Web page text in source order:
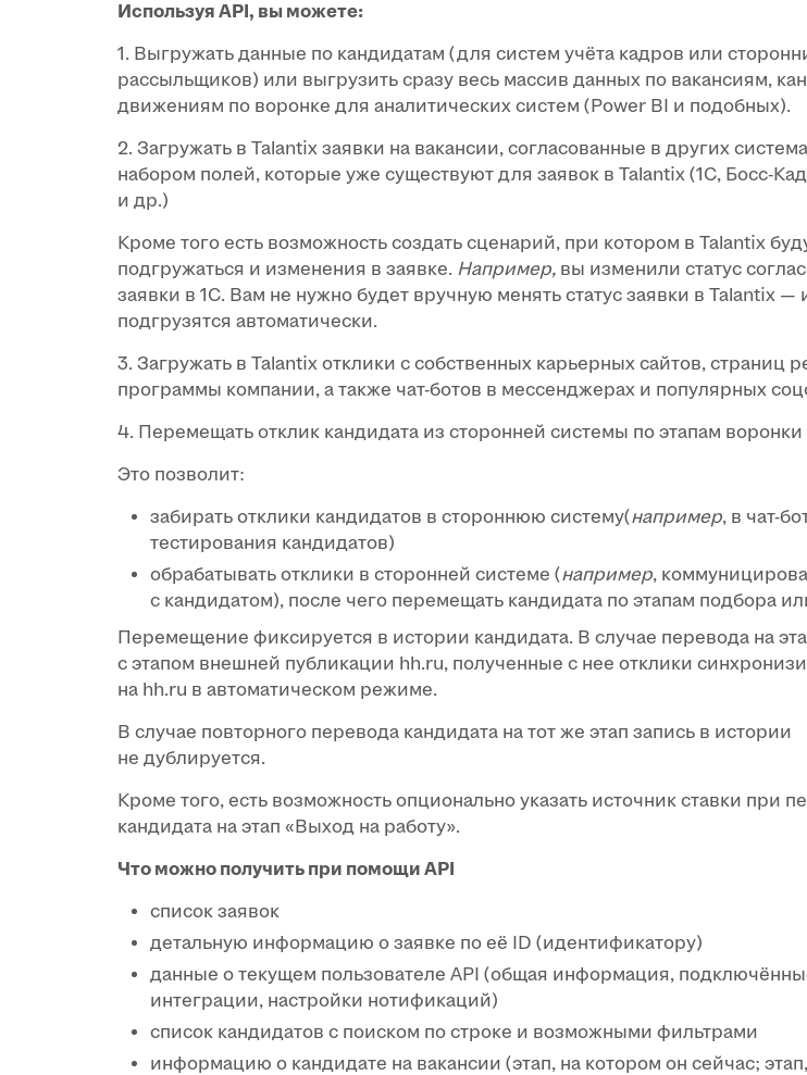
Используя API, вы можете:
1. Выгружать данные по кандидатам (для систем учёта кадров или
рассыльщиков) или выгрузить сразу весь массив данных по вакансиям,
движениям по воронке для аналитических систем (Power BI и подобных).
2. Загружать в Talantix заявки на вакансии, согласованные в других
набором полей, которые уже существуют для заявок в Talantix (1С, Босс-
и др.)
Кроме того есть возможность создать сценарий, при котором в Talantix
подгружаться и изменения в заявке. Например, вы изменили статус
заявки в 1С. Вам не нужно будет вручную менять статус заявки в Talantix —
подгрузятся автоматически.
3. Загружать в Talantix отклики с собственных карьерных сайтов, страниц
программы компании, а также чат-ботов в мессенджерах и популярных
4. Перемещать отклик кандидата из сторонней системы по этапам воронки
Это позволит:
забирать отклики кандидатов в стороннюю систему(например, в чат-
тестирования кандидатов)
обрабатывать отклики в сторонней системе (например,
с кандидатом), после чего перемещать кандидата по этапам подбора
Перемещение фиксируется в истории кандидата. В случае перевода на
с этапом внешней публикации hh.ru, полученные с нее отклики
на hh.ru в автоматическом режиме.
В случае повторного перевода кандидата на тот же этап запись в истории
не дублируется.
Кроме того, есть возможность опционально указать источник ставки при
кандидата на этап «Выход на работу».
Что можно получить при помощи API
список заявок
детальную информацию о заявке по её ID (идентификатору)
данные о текущем пользователе API (общая информация,
интеграции, настройки нотификаций)
список кандидатов с поиском по строке и возможными фильтрами
информацию о кандидате на вакансии (этап, на котором он сейчас;